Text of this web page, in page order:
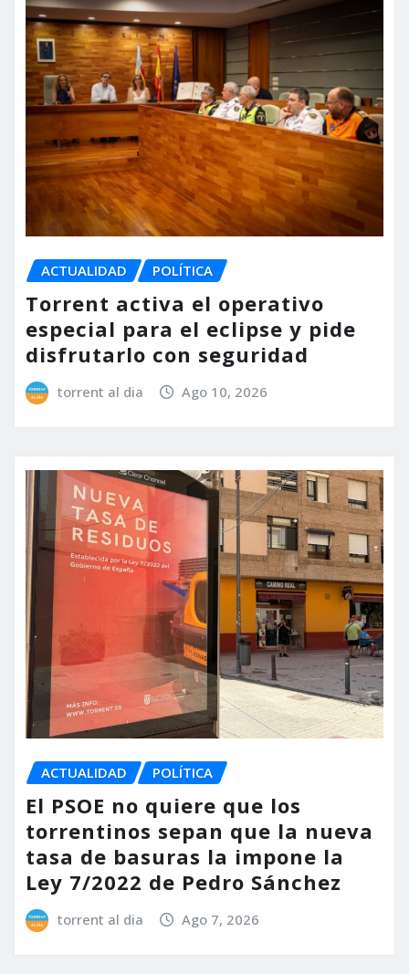
ACTUALIDAD POLÍTICA
Torrent activa el operativo
especial para el eclipse y pide
disfrutarlo con seguridad
torrent al dia Ago 10, 2026
ACTUALIDAD POLÍTICA
El PSOE no quiere que los
torrentinos sepan que la nueva
tasa de basuras la impone la
Ley 7/2022 de Pedro Sánchez
torrent al dia Ago 7, 2026